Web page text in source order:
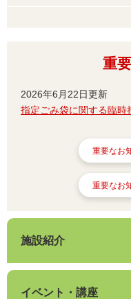
重
2026年6月22日更新
指定ごみ袋に関する臨時
重要なお
重要なお
施設紹介
イベント・講座